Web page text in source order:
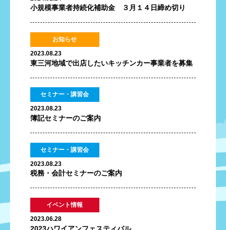
小規模事業者持続化補助金 ３月１４日締め切り
お知らせ
2023.08.23
東三河地域で出店したいキッチンカー事業者を募集
セミナー・講習会
2023.08.23
簿記セミナーのご案内
セミナー・講習会
2023.08.23
税務・会計セミナーのご案内
イベント情報
2023.06.28
2023ハワイアンフェスティバル